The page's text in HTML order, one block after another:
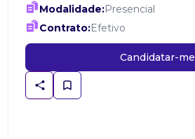
Modalidade:Presencial
Contrato:Efetivo
Candidatar-me